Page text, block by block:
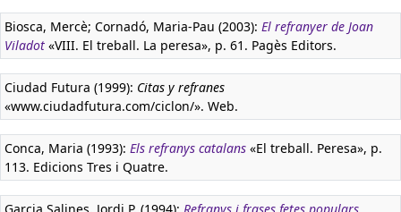
Biosca, Mercè; Cornadó, Maria-Pau (2003): El refranyer de Joan
Viladot «VIII. El treball. La peresa», p. 61. Pagès Editors.
Ciudad Futura (1999): Citas y refranes
«www.ciudadfutura.com/ciclon/». Web.
Conca, Maria (1993): Els refranys catalans «El treball. Peresa», p.
113. Edicions Tres i Quatre.